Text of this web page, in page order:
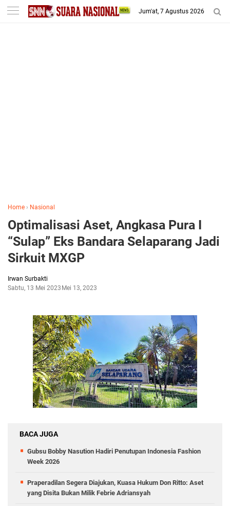
-->
Jum'at, 7 Agustus 2026
Home › Nasional
Optimalisasi Aset, Angkasa Pura I
“Sulap” Eks Bandara Selaparang Jadi
Sirkuit MXGP
Irwan Surbakti
Sabtu, 13 Mei 2023 Mei 13, 2023
BACA JUGA
Gubsu Bobby Nasution Hadiri Penutupan Indonesia Fashion
Week 2026
Praperadilan Segera Diajukan, Kuasa Hukum Don Ritto: Aset
yang Disita Bukan Milik Febrie Adriansyah